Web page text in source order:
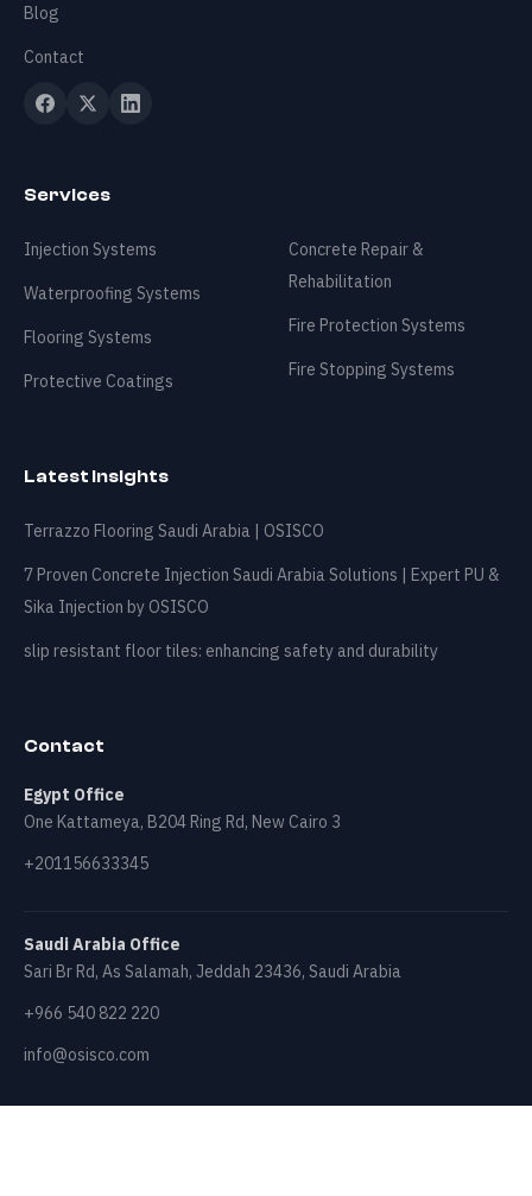
About
Contact
info@osisco.com
Blog
Contact
Services
Injection Systems
Waterproofing Systems
Flooring Systems
Protective Coatings
Concrete Repair &
Rehabilitation
Fire Protection Systems
Fire Stopping Systems
Latest Insights
Terrazzo Flooring Saudi Arabia | OSISCO
7 Proven Concrete Injection Saudi Arabia Solutions | Expert PU &
Sika Injection by OSISCO
slip resistant floor tiles: enhancing safety and durability
Contact
Egypt Office
One Kattameya, B204 Ring Rd, New Cairo 3
+201156633345
Saudi Arabia Office
Sari Br Rd, As Salamah, Jeddah 23436, Saudi Arabia
+966 540 822 220
info@osisco.com